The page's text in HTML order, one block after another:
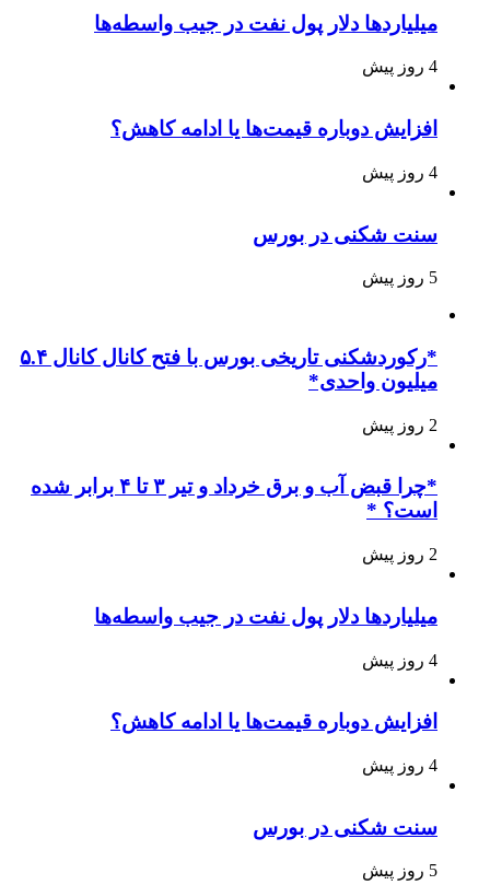
میلیاردها دلار پول نفت در جیب واسطه‌ها
4 روز پیش
افزایش دوباره قیمت‌ها یا ادامه کاهش؟
4 روز پیش
سنت شکنی در بورس
5 روز پیش
*رکوردشکنی تاریخی بورس با فتح کانال کانال ۵.۴
میلیون واحدی*
2 روز پیش
*چرا قبض آب و برق خرداد و تیر ۳ تا ۴ برابر شده
است؟ *
2 روز پیش
میلیاردها دلار پول نفت در جیب واسطه‌ها
4 روز پیش
افزایش دوباره قیمت‌ها یا ادامه کاهش؟
4 روز پیش
سنت شکنی در بورس
5 روز پیش